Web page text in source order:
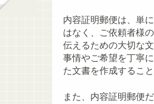
内容証明郵便は、単
はなく、ご依頼者様
伝えるための大切な
事情やご希望を丁寧
た文書を作成するこ
また、内容証明郵便